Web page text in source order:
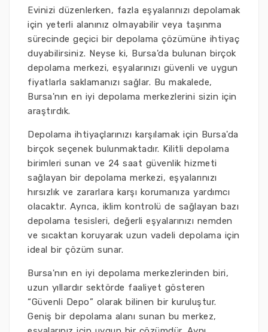
Evinizi düzenlerken, fazla eşyalarınızı depolamak
için yeterli alanınız olmayabilir veya taşınma
sürecinde geçici bir depolama çözümüne ihtiyaç
duyabilirsiniz. Neyse ki, Bursa'da bulunan birçok
depolama merkezi, eşyalarınızı güvenli ve uygun
fiyatlarla saklamanızı sağlar. Bu makalede,
Bursa'nın en iyi depolama merkezlerini sizin için
araştırdık.
Depolama ihtiyaçlarınızı karşılamak için Bursa'da
birçok seçenek bulunmaktadır. Kilitli depolama
birimleri sunan ve 24 saat güvenlik hizmeti
sağlayan bir depolama merkezi, eşyalarınızı
hırsızlık ve zararlara karşı korumanıza yardımcı
olacaktır. Ayrıca, iklim kontrolü de sağlayan bazı
depolama tesisleri, değerli eşyalarınızı nemden
ve sıcaktan koruyarak uzun vadeli depolama için
ideal bir çözüm sunar.
Bursa'nın en iyi depolama merkezlerinden biri,
uzun yıllardır sektörde faaliyet gösteren
“Güvenli Depo” olarak bilinen bir kuruluştur.
Geniş bir depolama alanı sunan bu merkez,